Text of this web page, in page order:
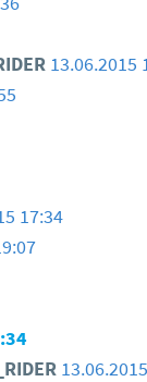
13.06.2015
17:34